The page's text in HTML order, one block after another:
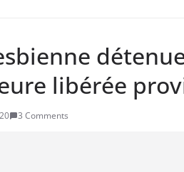
libérée
3 Comments